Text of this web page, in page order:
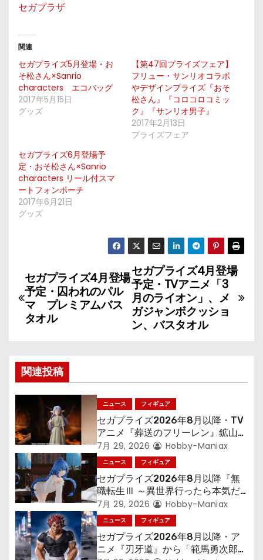
セガプラザ
関連
セガプライズ5月登場・お
そ松さん×Sanrio
characters エコバッグ
2017年5月15日
グッズ
【第47回プライズフェア】
フリュー・サンリオコラボ
やデザインプライズ『おそ
松さん』『コロコロコミッ
ク』『サンリオ男子』
2017年2月13日
プライズフェア
セガプライズ6月登場予
定・おそ松さん×Sanrio
characters リール付スマ
ートフォンポーチ
2017年6月21日
グッズ
投
稿
ナ
ゲ
ー
シ
ョ
ン
セガプライズ4月登場
予定・TVアニメ「3
月のライオン」、メ
ガジャンボクッショ
ン、バスタオル
セガプライズ4月登場
予定・囚われのパル
マ プレミアムバス
タオル
関連投稿
ニュース フィギュア
セガプライズ2026年8月以降・TV
アニメ『葬送のフリーレン』鉱山で
300年働くことになっっちゃった
「フリーレン」を立体化！
7月 29, 2026 Hobby-Maniax
ニュース フィギュア
セガプライズ2026年8月以降『無
職転生Ⅲ ～異世界行ったら本気だ
す～』から「ロキシー」のフィギュ
アが登場！
7月 29, 2026 Hobby-Maniax
ニュース フィギュア
セガプライズ2026年8月以降・ア
ニメ『刃牙道』から「範馬勇次郎」